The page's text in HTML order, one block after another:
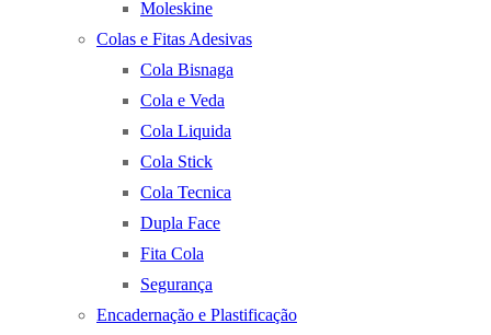
Moleskine
Colas e Fitas Adesivas
Cola Bisnaga
Cola e Veda
Cola Liquida
Cola Stick
Cola Tecnica
Dupla Face
Fita Cola
Segurança
Encadernação e Plastificação